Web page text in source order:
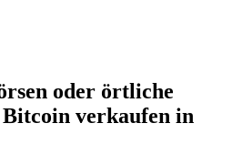
oder örtliche
verkaufen in